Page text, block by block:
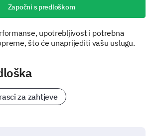
Započni s predloškom
upotrebljivost i potrebna
što će unaprijediti vašu uslugu.
za zahtjeve